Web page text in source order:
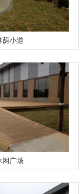
荫小道
闲广场